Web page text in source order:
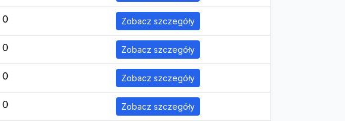
0 Zobacz szczegóły
0 Zobacz szczegóły
0 Zobacz szczegóły
0 Zobacz szczegóły